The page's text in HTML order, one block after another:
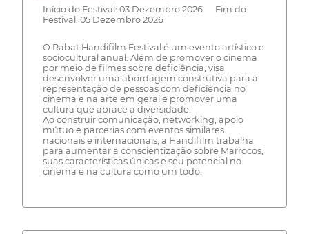
Início do Festival: 03 Dezembro 2026 Fim do
Festival: 05 Dezembro 2026
O Rabat Handifilm Festival é um evento artístico e
sociocultural anual. Além de promover o cinema
por meio de filmes sobre deficiência, visa
desenvolver uma abordagem construtiva para a
representação de pessoas com deficiência no
cinema e na arte em geral e promover uma
cultura que abrace a diversidade.
Ao construir comunicação, networking, apoio
mútuo e parcerias com eventos similares
nacionais e internacionais, a Handifilm trabalha
para aumentar a conscientização sobre Marrocos,
suas características únicas e seu potencial no
cinema e na cultura como um todo.